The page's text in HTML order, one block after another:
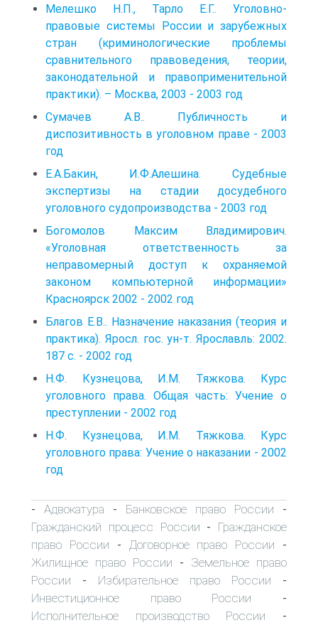
Мелешко Н.П., Тарло Е.Г.. Уголовно-
правовые системы России и зарубежных
стран (криминологические проблемы
сравнительного правоведения, теории,
законодательной и правоприменительной
практики). – Москва, 2003 - 2003 год
Сумачев А.В.. Публичность и
диспозитивность в уголовном праве - 2003
год
Е.А.Бакин, И.Ф.Алешина. Судебные
экспертизы на стадии досудебного
уголовного судопроизводства - 2003 год
Богомолов Максим Владимирович.
«Уголовная ответственность за
неправомерный доступ к охраняемой
законом компьютерной информации»
Красноярск 2002 - 2002 год
Благов Е.В.. Назначение наказания (теория и
практика). Яросл. гос. ун-т. Ярославль: 2002.
187 с. - 2002 год
Н.Ф. Кузнецова, И.М. Тяжкова. Курс
уголовного права. Общая часть: Учение о
преступлении - 2002 год
Н.Ф. Кузнецова, И.М. Тяжкова. Курс
уголовного права: Учение о наказании - 2002
год
- Адвокатура - Банковское право России -
Гражданский процесс России - Гражданское
право России - Договорное право России -
Жилищное право России - Земельное право
России - Избирательное право России -
Инвестиционное право России -
Исполнительное производство России -